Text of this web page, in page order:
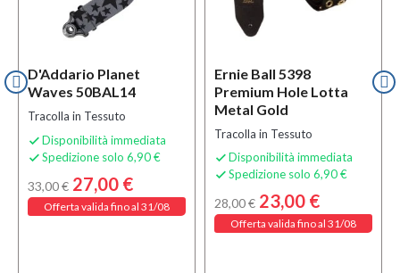
D'Addario Planet
Waves 50BAL14
Tracolla in Tessuto
 Disponibilità immediata
 Spedizione solo 6,90 €
33,00 € 27,00 €
Offerta valida fino al 31/08
Ernie Ball 5398
Premium Hole Lotta
Metal Gold
Tracolla in Tessuto
 Disponibilità immediata
 Spedizione solo 6,90 €
28,00 € 23,00 €
Offerta valida fino al 31/08